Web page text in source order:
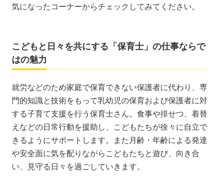
気になったコーナーからチェックしてみてください。
こどもと日々を共にする「保育士」の仕事ならで
はの魅力
就労などのため家庭で保育できない保護者に代わり、専
門的知識と技術をもって乳幼児の保育および保護者に対
する子育て支援を行う保育士さん。食事や排せつ、着替
えなどの日常行動を援助し、こどもたちが徐々に自立で
きるようにサポートします。また月齢・年齢による発達
や安全面に気を配りながらこどもたちと遊び、向き合
い、見守る日々を過ごしていきます。